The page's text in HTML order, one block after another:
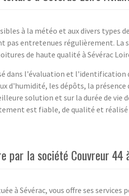
à la météo et aux divers types
pas entretenues régulièrement. La
de haute qualité à Sévérac
dans l'évaluation et l'identification
d'humidité, les dépôts, la présence
solution et sur la durée de vie
est fiable, de qualité et
par la société Couvreur 44
à Sévérac, vous offre ses